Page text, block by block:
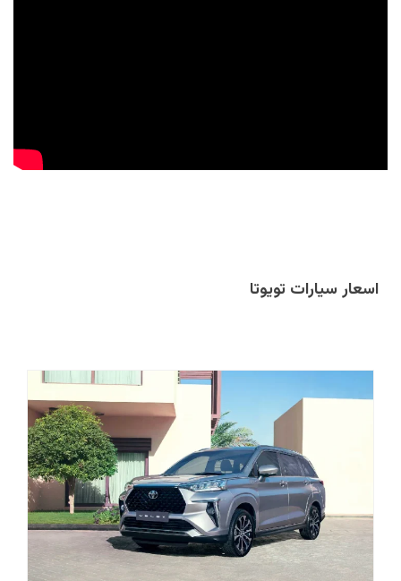
اسعار سيارات تويوتا